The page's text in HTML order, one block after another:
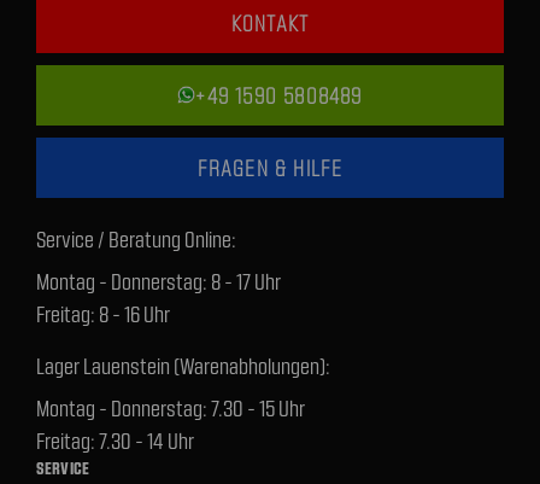
KONTAKT
+49 1590 5808489
FRAGEN & HILFE
Service / Beratung Online:
Montag - Donnerstag: 8 - 17 Uhr
Freitag: 8 - 16 Uhr
Lager Lauenstein (Warenabholungen):
Montag - Donnerstag: 7.30 - 15 Uhr
Freitag: 7.30 - 14 Uhr
SERVICE